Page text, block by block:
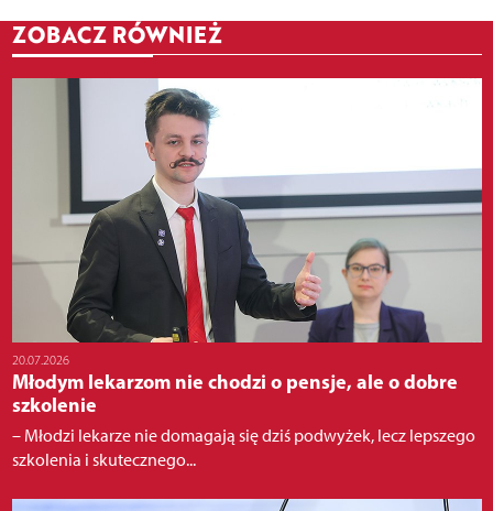
ZOBACZ RÓWNIEŻ
20.07.2026
Młodym lekarzom nie chodzi o pensje, ale o dobre
szkolenie
– Młodzi lekarze nie domagają się dziś podwyżek, lecz lepszego
szkolenia i skutecznego...